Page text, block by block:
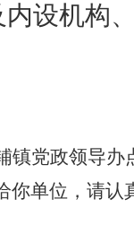
设机构
镇党政领导办
你单位，请认